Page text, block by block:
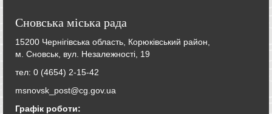
Сновська міська рада
15200 Чернігівська область, Корюківський район,
м. Сновськ, вул. Незалежності, 19
тел: 0 (4654) 2-15-42
msnovsk_post@cg.gov.ua
Графік роботи: